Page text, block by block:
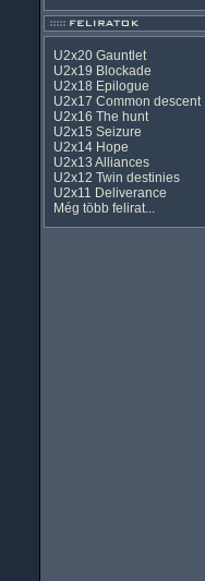
U2x20 Gauntlet
U2x19 Blockade
U2x18 Epilogue
U2x17 Common descent
U2x16 The hunt
U2x15 Seizure
U2x14 Hope
U2x13 Alliances
U2x12 Twin destinies
U2x11 Deliverance
Még több felirat...